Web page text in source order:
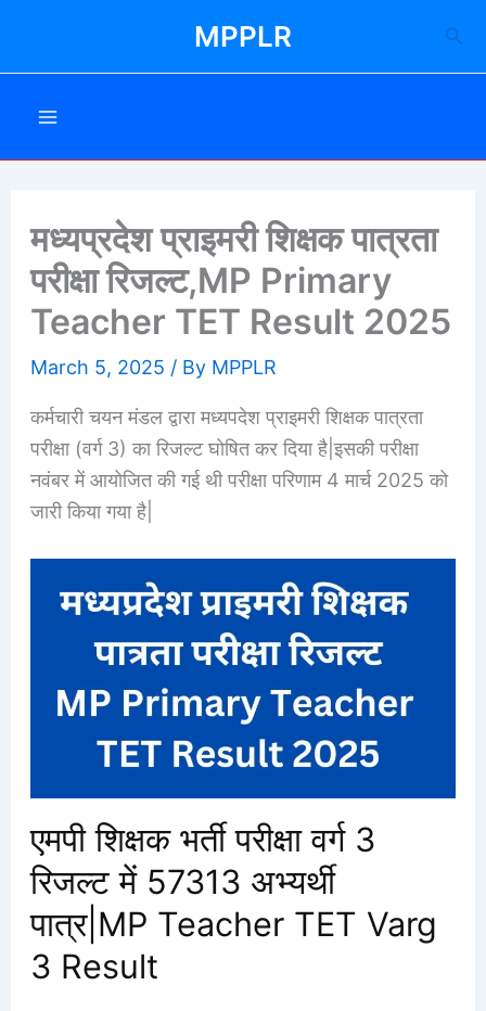
content
MPPLR
मध्यप्रदेश प्राइमरी शिक्षक पात्रता
परीक्षा रिजल्ट,MP Primary
Teacher TET Result 2025
March 5, 2025 / By MPPLR
कर्मचारी चयन मंडल द्वारा मध्यपदेश प्राइमरी शिक्षक पात्रता
परीक्षा (वर्ग 3) का रिजल्ट घोषित कर दिया है|इसकी परीक्षा
नवंबर में आयोजित की गई थी परीक्षा परिणाम 4 मार्च 2025 को
जारी किया गया है|
एमपी शिक्षक भर्ती परीक्षा वर्ग 3
रिजल्ट में 57313 अभ्यर्थी
पात्र|MP Teacher TET Varg
3 Result